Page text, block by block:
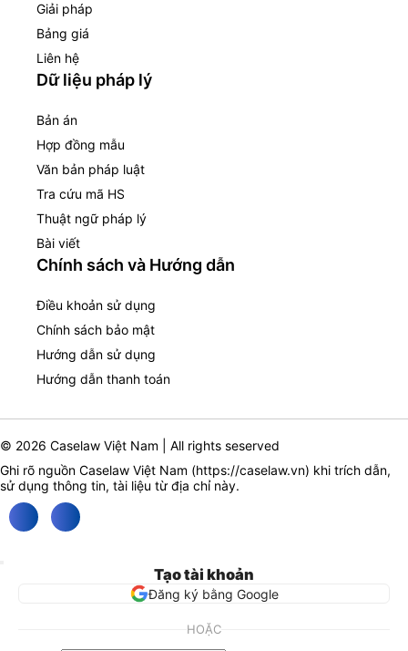
Giải pháp
Bảng giá
Liên hệ
Dữ liệu pháp lý
Bản án
Hợp đồng mẫu
Văn bản pháp luật
Tra cứu mã HS
Thuật ngữ pháp lý
Bài viết
Chính sách và Hướng dẫn
Điều khoản sử dụng
Chính sách bảo mật
Hướng dẫn sử dụng
Hướng dẫn thanh toán
© 2026 Caselaw Việt Nam | All rights seserved
Ghi rõ nguồn Caselaw Việt Nam (https://caselaw.vn) khi trích dẫn,
sử dụng thông tin, tài liệu từ địa chỉ này.
Tạo tài khoản
Đăng ký bằng Google
HOẶC